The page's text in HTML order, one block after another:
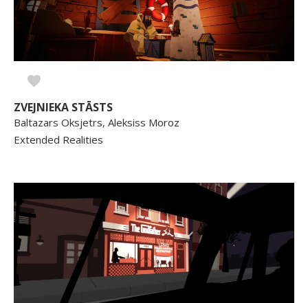
ZVEJNIEKA STĀSTS
Baltazars Oksjetrs, Aleksiss Moroz
Extended Realities